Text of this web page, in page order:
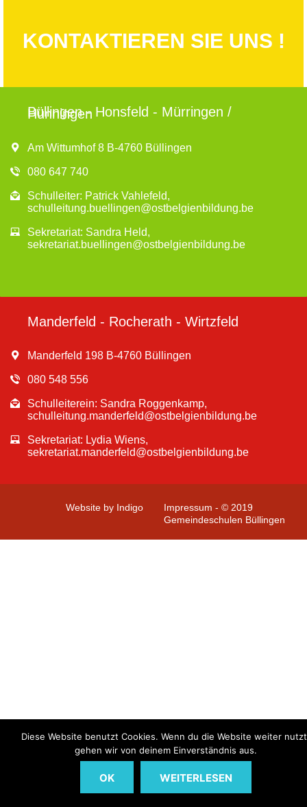
KONTAKTIEREN SIE UNS !
Büllingen - Honsfeld - Mürringen /
Hünningen
Am Wittumhof 8 B-4760 Büllingen
080 647 740
Schulleiter: Patrick Vahlefeld,
schulleitung.buellingen@ostbelgienbildung.be
Sekretariat: Sandra Held,
sekretariat.buellingen@ostbelgienbildung.be
Manderfeld - Rocherath - Wirtzfeld
Manderfeld 198 B-4760 Büllingen
080 548 556
Schulleiterein: Sandra Roggenkamp,
schulleitung.manderfeld@ostbelgienbildung.be
Sekretariat: Lydia Wiens,
sekretariat.manderfeld@ostbelgienbildung.be
Website by Indigo
Impressum - © 2019
Gemeindeschulen Büllingen
Diese Website benutzt Cookies. Wenn du die Website weiter
gehen wir von deinem Einverständnis aus.
OK WEITERLESEN